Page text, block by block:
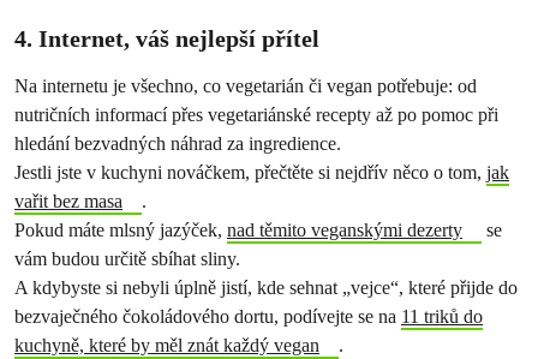
4. Internet, váš nejlepší přítel
Na internetu je všechno, co vegetarián či vegan potřebuje: od
nutričních informací přes vegetariánské recepty až po pomoc při
hledání bezvadných náhrad za ingredience.
Jestli jste v kuchyni nováčkem, přečtěte si nejdřív něco o tom, jak
vařit bez masa
.
Pokud máte mlsný jazýček, nad těmito veganskými dezerty
se
vám budou určitě sbíhat sliny.
A kdybyste si nebyli úplně jistí, kde sehnat „vejce“, které přijde do
bezvaječného čokoládového dortu, podívejte se na 11 triků do
kuchyně, které by měl znát každý vegan
.